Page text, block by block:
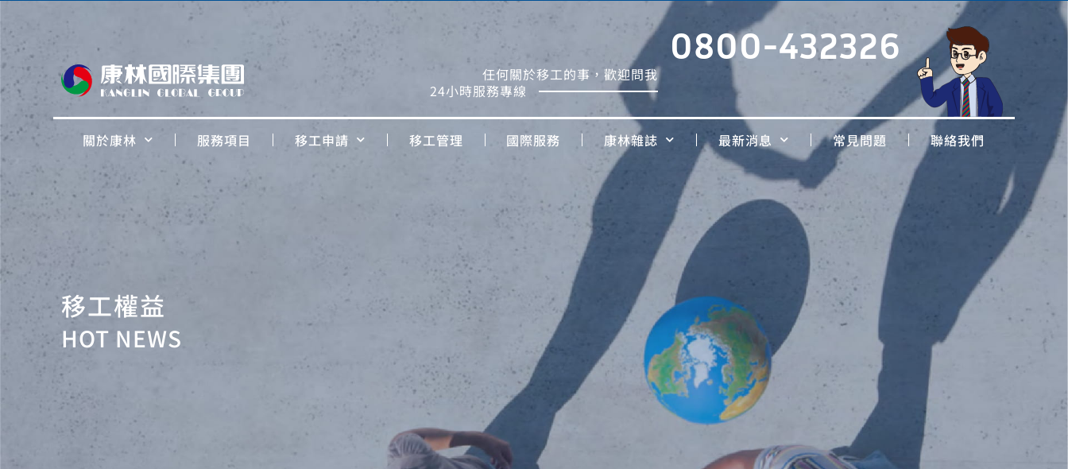
任何關於移工的事，歡迎問我
24小時服務專線
0800-432326
關於康林 服務項目 移工申請 移工管理 國際服務 康林雜誌 最新消息 常見問題 聯絡我們
移工權益
HOT NEWS